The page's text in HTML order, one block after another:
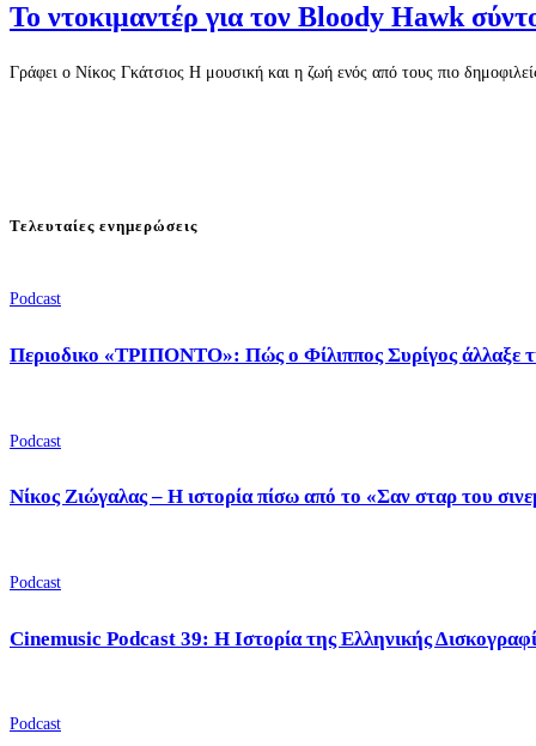
Το ντοκιμαντέρ για τον Bloody Hawk
Γράφει ο Νίκος Γκάτσιος Η μουσική και η ζωή ενός από τους πιο
Τελευταίες ενημερώσεις
Podcast
Περιοδικο «ΤΡΙΠΟΝΤΟ»: Πώς ο Φίλιππος Συρίγος άλλαξε
Podcast
Νίκος Ζιώγαλας – Η ιστορία πίσω από το «Σαν σταρ του
Podcast
Cinemusic Podcast 39: Η Ιστορία της Ελληνικής
Podcast